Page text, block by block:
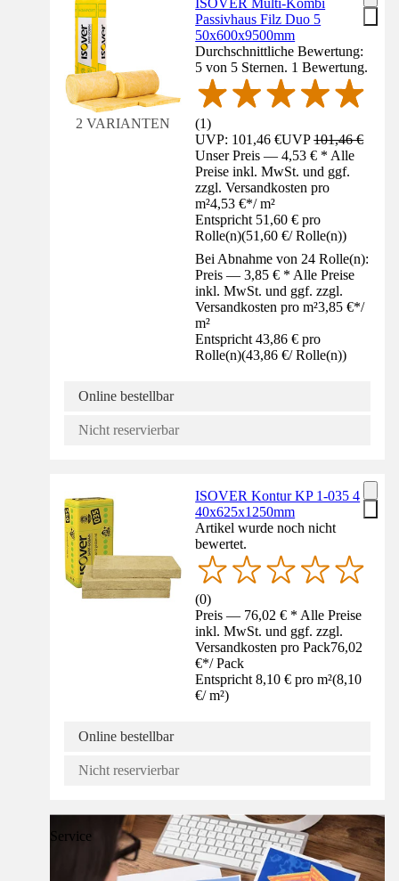
2 VARIANTEN
Passivhaus Filz Duo 5
50x600x9500mm
Durchschnittliche Bewertung:
5 von 5 Sternen. 1 Bewertung.
(1)
UVP: 101,46 €UVP101,46 €
Unser Preis — 4,53 € * Alle
Preise inkl. MwSt. und ggf.
zzgl. Versandkosten pro
m²4,53 €*/ m²
Entspricht 51,60 € pro
Rolle(n)(51,60 €/ Rolle(n))
Bei Abnahme von 24 Rolle(n):
Preis — 3,85 € * Alle Preise
inkl. MwSt. und ggf. zzgl.
Versandkosten pro m²3,85 €*/
m²
Entspricht 43,86 € pro
Rolle(n)(43,86 €/ Rolle(n))
Online bestellbar
Nicht reservierbar
ISOVER Kontur KP 1-035 4
40x625x1250mm
Artikel wurde noch nicht
bewertet.
(0)
Preis — 76,02 € * Alle Preise
inkl. MwSt. und ggf. zzgl.
Versandkosten pro Pack76,02
€*/ Pack
Entspricht 8,10 € pro m²(8,10
€/ m²)
Online bestellbar
Nicht reservierbar
Service